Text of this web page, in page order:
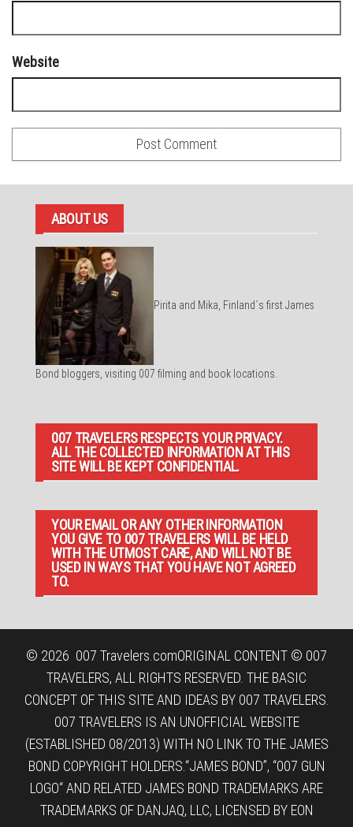
Website
ABOUT US
Pirita and Mika, Finland´s first James
Bond bloggers, visiting 007 filming and book locations.
007 TRAVELERS RESPECTS YOUR PRIVACY.
ALL THE COLLECTED INFORMATION AT THIS
SITE WILL BE KEPT CONFIDENTIAL.
YOUR EMAIL OR ANY OTHER INFORMATION
YOU GIVE TO 007 TRAVELERS WILL BE HELD
WITH THE UTMOST CARE, AND WILL NOT BE
USED IN WAYS THAT YOU HAVE NOT AGREED
TO.
© 2026 007 Travelers.comORIGINAL CONTENT © 007
TRAVELERS, ALL RIGHTS RESERVED. THE BASIC
CONCEPT OF THIS SITE AND IDEAS BY 007 TRAVELERS.
007 TRAVELERS IS AN UNOFFICIAL WEBSITE
(ESTABLISHED 08/2013) WITH NO LINK TO THE JAMES
BOND COPYRIGHT HOLDERS.“JAMES BOND”, “007 GUN
LOGO“ AND RELATED JAMES BOND TRADEMARKS ARE
TRADEMARKS OF DANJAQ, LLC, LICENSED BY EON